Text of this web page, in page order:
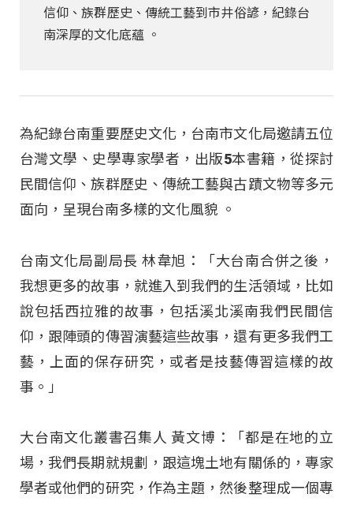
信仰、族群歷史、傳統工藝到市井俗諺，紀錄台
南深厚的文化底蘊 。
為紀錄台南重要歷史文化，台南市文化局邀請五位
台灣文學、史學專家學者，出版5本書籍，從探討
民間信仰、族群歷史、傳統工藝與古蹟文物等多元
面向，呈現台南多樣的文化風貌 。​
台南文化局副局長 林韋旭：「大台南合併之後，
我想更多的故事，就進入到我們的生活領域，比如
說包括西拉雅的故事，包括溪北溪南我們民間信
仰，跟陣頭的傳習演藝這些故事，還有更多我們工
藝，上面的保存研究，或者是技藝傳習這樣的故
事。」
大台南文化叢書召集人 黃文博：「都是在地的立
場，我們長期就規劃，跟這塊土地有關係的，專家
學者或他們的研究，作為主題，然後整理成一個專